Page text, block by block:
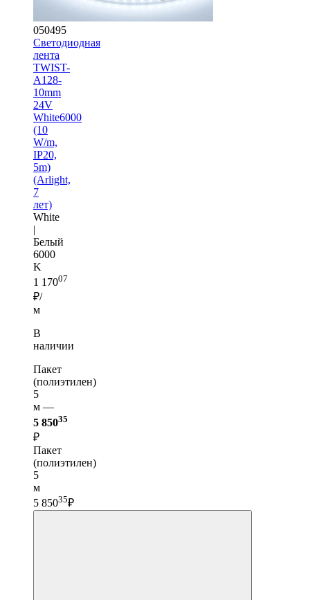
050495
Светодиодная
лента
TWIST-
A128-
10mm
24V
White6000
(10
W/m,
IP20,
5m)
(Arlight,
7
лет)
White
|
Белый
6000
K
1 17007
₽/
м
В
наличии
Пакет
(полиэтилен)
5
м —
5 85035
₽
Пакет
(полиэтилен)
5
м
5 85035₽